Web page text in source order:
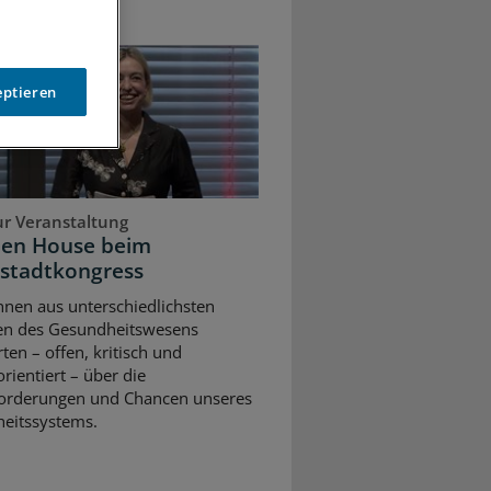
Veranstaltung
House beim
aus unterschiedlichsten
des Gesundheitswesens
– offen, kritisch und
– über die
und Chancen unseres